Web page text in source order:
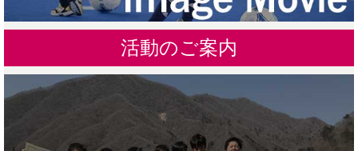
活動のご案内